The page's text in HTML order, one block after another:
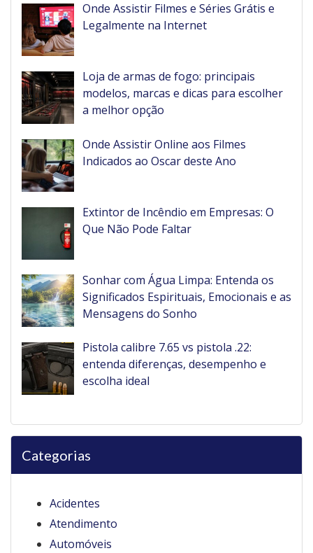
Onde Assistir Filmes e Séries Grátis e
Legalmente na Internet
Loja de armas de fogo: principais
modelos, marcas e dicas para escolher
a melhor opção
Onde Assistir Online aos Filmes
Indicados ao Oscar deste Ano
Extintor de Incêndio em Empresas: O
Que Não Pode Faltar
Sonhar com Água Limpa: Entenda os
Significados Espirituais, Emocionais e as
Mensagens do Sonho
Pistola calibre 7.65 vs pistola .22:
entenda diferenças, desempenho e
escolha ideal
Categorias
Acidentes
Atendimento
Automóveis